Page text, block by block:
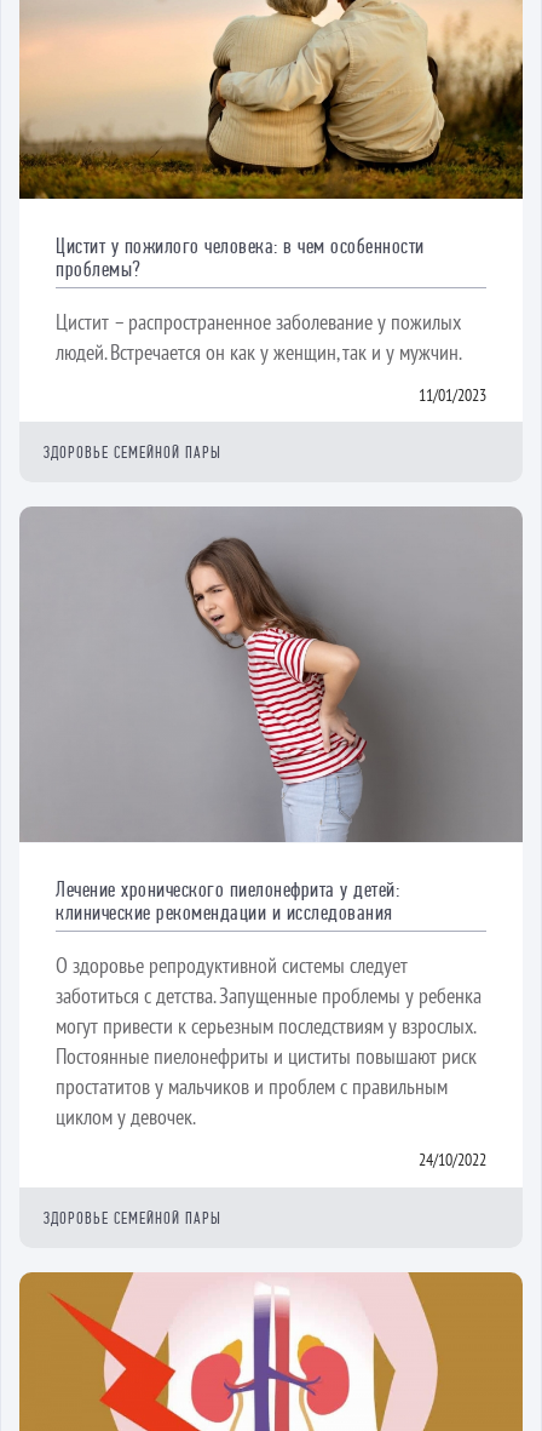
Цистит у пожилого человека: в чем особенности
проблемы?
Цистит – распространенное заболевание у пожилых
людей. Встречается он как у женщин, так и у мужчин.
11/01/2023
ЗДОРОВЬЕ СЕМЕЙНОЙ ПАРЫ
Лечение хронического пиелонефрита у детей:
клинические рекомендации и исследования
О здоровье репродуктивной системы следует
заботиться с детства. Запущенные проблемы у ребенка
могут привести к серьезным последствиям у взрослых.
Постоянные пиелонефриты и циститы повышают риск
простатитов у мальчиков и проблем с правильным
циклом у девочек.
24/10/2022
ЗДОРОВЬЕ СЕМЕЙНОЙ ПАРЫ